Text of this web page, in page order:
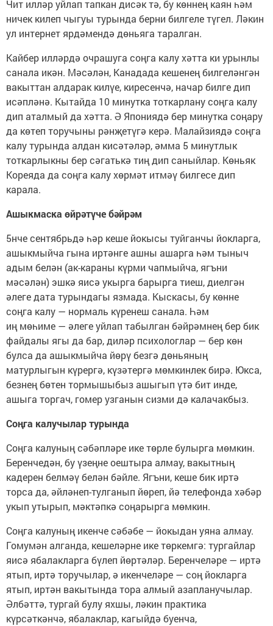
Чит илләр уйлап тапкан дисәк тә, бу көннең каян һәм
ничек килеп чыгуы турында берни билгеле түгел. Ләкин
ул интернет ярдәмендә дөньяга таралган.
Кайбер илләрдә очрашуга соңга калу хәтта ки урынлы
санала икән. Мәсәлән, Канадада кешенең билгеләнгән
вакыттан алдарак килүе, киресенчә, начар билге дип
исәпләнә. Кытайда 10 минутка тоткарлану соңга калу
дип аталмый да хәтта. Ә Япониядә бер минутка соңару
да көтеп торучыны рәнҗетүгә керә. Малайзиядә соңга
калу турында алдан кисәтәләр, әмма 5 минутлык
тоткарлыкны бер сәгатькә тиң дип саныйлар. Көньяк
Кореяда да соңга калу хөрмәт итмәү билгесе дип
карала.
Ашыкмаска өйрәтүче бәйрәм
5нче сентябрьдә һәр кеше йокысы туйганчы йокларга,
ашыкмыйча гына иртәнге ашны ашарга һәм тыныч
адым белән (ак-караны күрми чапмыйча, ягъни
мәсәлән) эшкә яисә укырга барырга тиеш, диелгән
әлеге дата турындагы язмада. Кыскасы, бу көнне
соңга калу — нормаль күренеш санала. Һәм
иң мөһиме — әлеге уйлап табылган бәйрәмнең бер бик
файдалы ягы да бар, диләр психологлар — бер көн
булса да ашыкмыйча йөрү безгә дөньяның
матурлыгын күрергә, күзәтергә мөмкинлек бирә. Юкса,
безнең бөтен тормышыбыз ашыгып үтә бит инде,
ашыга торгач, гомер узганын сизми дә калачакбыз.
Соңга калучылар турында
Соңга калуның сәбәпләре ике төрле булырга мөмкин.
Беренчедән, бу үзеңне оештыра алмау, вакытның
кадерен белмәү белән бәйле. Ягъни, кеше бик иртә
торса да, әйләнеп-тулганып йөреп, йә телефонда хәбәр
укып утырып, мәктәпкә соңарырга мөмкин.
Соңга калуның икенче сәбәбе — йокыдан уяна алмау.
Гомумән алганда, кешеләрне ике төркемгә: тургайлар
яисә ябалакларга бүлеп йөртәләр. Беренчеләре — иртә
ятып, иртә торучылар, ә икенчеләре — соң йокларга
ятып, иртән вакытында тора алмый азапланучылар.
Әлбәттә, тургай булу яхшы, ләкин практика
күрсәткәнчә, ябалаклар, кагыйдә буенча,